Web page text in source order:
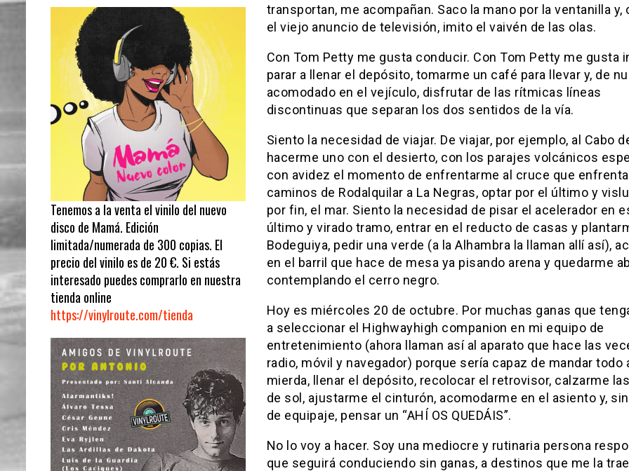
transportan, me acompañan. Saco la mano por la ventanilla y,
el viejo anuncio de televisión, imito el vaivén de las olas.
Con Tom Petty me gusta conducir. Con Tom Petty me gusta
parar a llenar el depósito, tomarme un café para llevar y, de
acomodado en el vejículo, disfrutar de las rítmicas líneas
discontinuas que separan los dos sentidos de la vía.
Siento la necesidad de viajar. De viajar, por ejemplo, al Cabo
hacerme uno con el desierto, con los parajes volcánicos
con avidez el momento de enfrentarme al cruce que
caminos de Rodalquilar a La Negras, optar por el último y
por fin, el mar. Siento la necesidad de pisar el acelerador en
último y virado tramo, entrar en el reducto de casas y
Bodeguiya, pedir una verde (a la Alhambra la llaman allí así),
en el barril que hace de mesa ya pisando arena y quedarme
contemplando el cerro negro.
Hoy es miércoles 20 de octubre. Por muchas ganas que
a seleccionar el Highwayhigh companion en mi equipo de
entretenimiento (ahora llaman así al aparato que hace las
radio, móvil y navegador) porque sería capaz de mandar todo
mierda, llenar el depósito, recolocar el retrovisor, calzarme
de sol, ajustarme el cinturón, acomodarme en el asiento y,
de equipaje, pensar un “AHÍ OS QUEDÁIS”.
No lo voy a hacer. Soy una mediocre y rutinaria persona
que seguirá conduciendo sin ganas, a destinos que me la
Tenemos a la venta el vinilo del nuevo
disco de Mamá. Edición
limitada/numerada de 300 copias. El
precio del vinilo es de 20 €. Si estás
interesado puedes comprarlo en nuestra
tienda online
https://vinylroute.com/tienda